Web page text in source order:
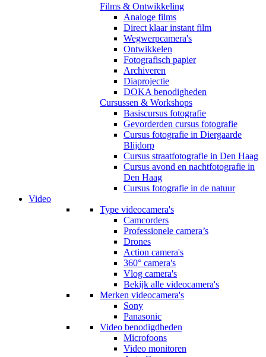
Films & Ontwikkeling
Analoge films
Direct klaar instant film
Wegwerpcamera's
Ontwikkelen
Fotografisch papier
Archiveren
Diaprojectie
DOKA benodigheden
Cursussen & Workshops
Basiscursus fotografie
Gevorderden cursus fotografie
Cursus fotografie in Diergaarde
Blijdorp
Cursus straatfotografie in Den Haag
Cursus avond en nachtfotografie in
Den Haag
Cursus fotografie in de natuur
Video
Type videocamera's
Camcorders
Professionele camera’s
Drones
Action camera's
360° camera's
Vlog camera's
Bekijk alle videocamera's
Merken videocamera's
Sony
Panasonic
Video benodigdheden
Microfoons
Video monitoren